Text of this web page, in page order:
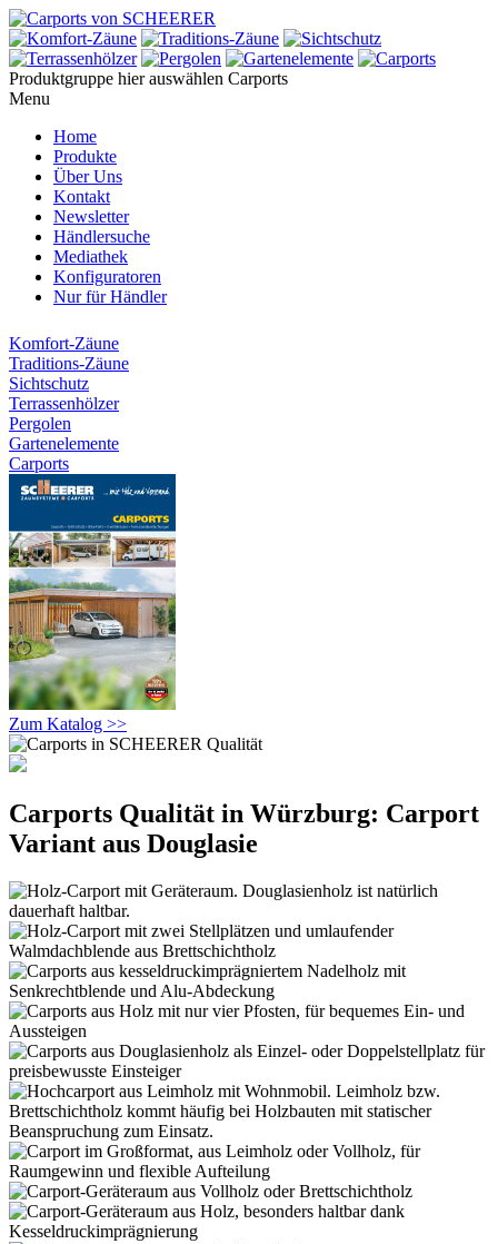
Produktgruppe hier auswählen Carports
Menu
Home
Produkte
Über Uns
Kontakt
Newsletter
Händlersuche
Mediathek
Konfiguratoren
Nur für Händler
Komfort-Zäune
Traditions-Zäune
Sichtschutz
Terrassenhölzer
Pergolen
Gartenelemente
Carports
Zum Katalog >>
Carports Qualität in Würzburg: Carport
Variant aus Douglasie